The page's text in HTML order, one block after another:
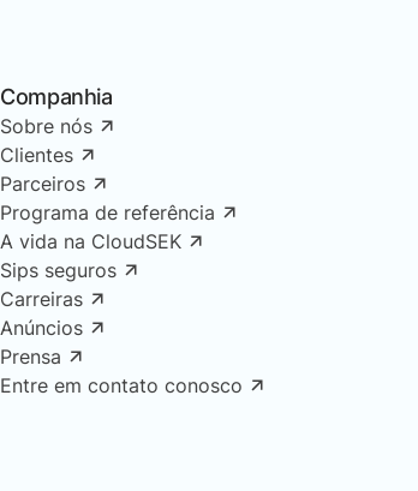
Companhia
Sobre nós
Clientes
Parceiros
Programa de referência
A vida na CloudSEK
Sips seguros
Carreiras
Anúncios
Prensa
Entre em contato conosco